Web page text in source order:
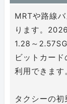
MRTや路線
ります。
1.28～
ビットカー
利用できます
タクシーの